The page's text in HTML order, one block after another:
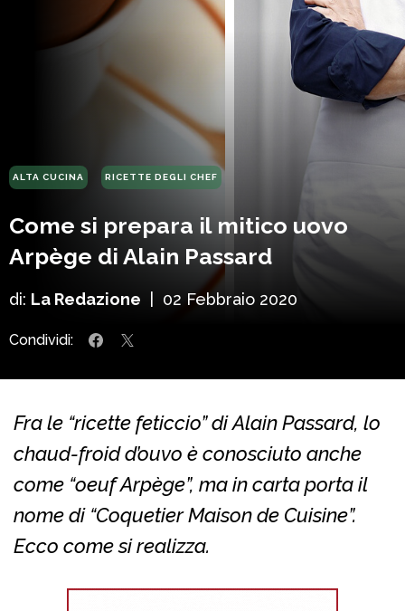
ALTA CUCINA RICETTE DEGLI CHEF
Come si prepara il mitico uovo
Arpège di Alain Passard
di: La Redazione 02 Febbraio 2020
Condividi:
Fra le “ricette feticcio” di Alain Passard, lo
chaud-froid d’ouvo è conosciuto anche
come “oeuf Arpège”, ma in carta porta il
nome di “Coquetier Maison de Cuisine”.
Ecco come si realizza.